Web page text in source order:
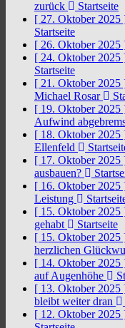
zurück
Startseite
[ 27. Oktober 2025
Startseite
[ 26. Oktober 2025
[ 24. Oktober 2025
Startseite
[ 21. Oktober 2025
Michael Rosar
[ 19. Oktober 2025
Aufwind
[ 18. Oktober 2025
Ellenfeld
[ 17. Oktober 2025
ausbauen?
[ 16. Oktober 2025
Leistung
[ 15. Oktober 2025
gehabt
Startseite
[ 15. Oktober 2025
herzlichen
[ 14. Oktober 2025
auf Augenhöhe
[ 13. Oktober 2025
bleibt weiter dran
[ 12. Oktober 2025